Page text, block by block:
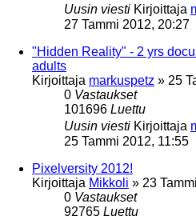
Uusin viesti Kirjoittaja
27 Tammi 2012, 20:27
"Hidden Reality" - 2 yrs
adults
Kirjoittaja markuspetz » 25
0 Vastaukset
101696 Luettu
Uusin viesti Kirjoittaja
25 Tammi 2012, 11:55
Pixelversity 2012!
Kirjoittaja Mikkoli » 23
0 Vastaukset
92765 Luettu